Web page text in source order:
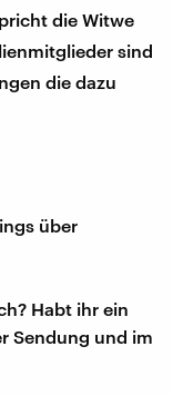
die Witwe
sind
die dazu
über
Habt ihr ein
Sendung und im